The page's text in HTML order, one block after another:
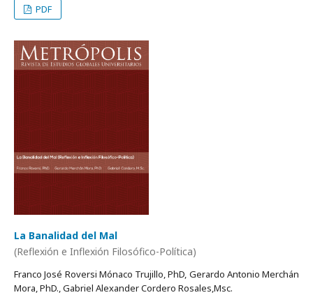
PDF
La Banalidad del Mal
(Reflexión e Inflexión Filosófico-Política)
Franco José Roversi Mónaco Trujillo, PhD, Gerardo Antonio Merchán
Mora, PhD., Gabriel Alexander Cordero Rosales,Msc.